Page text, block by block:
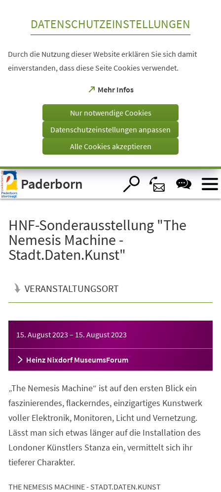
Visuelle
Assistenzsoftware
öffnen.
DATENSCHUTZEINSTELLUNGEN
Durch die Nutzung dieser Website erklären Sie sich damit
einverstanden, dass diese Seite Cookies verwendet.
Mehr Infos
(Öffnet
einem
Tab)
Nur notwendige Cookies
Datenschutzeinstellungen anpassen
Alle Cookies akzeptieren
Paderborn
HNF-Sonderausstellung "The
Nemesis Machine -
Stadt.Daten.Kunst"
VERANSTALTUNGSORT
15. August 2023 – 15. August 2023
Heinz Nixdorf MuseumsForum
„The Nemesis Machine“ ist auf den ersten Blick ein
faszinierendes, flackerndes, einzigartiges Kunstwerk
voller Elektronik, Monitoren, Licht und Vernetzung.
Lässt man sich etwas länger auf die Installation des
Londoner Künstlers Stanza ein, vermittelt sich ihr
tieferer Charakter.
THE NEMESIS MACHINE - STADT.DATEN.KUNST